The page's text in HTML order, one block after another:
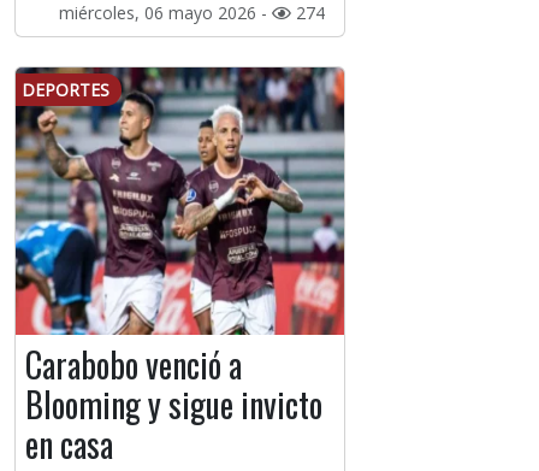
miércoles, 06 mayo 2026 - 274
DEPORTES
Carabobo venció a
Blooming y sigue invicto
en casa